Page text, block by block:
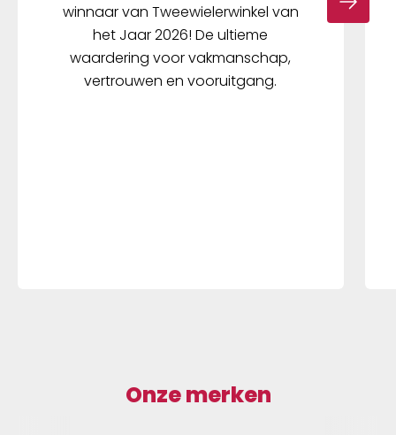
winnaar van Tweewielerwinkel van
het Jaar 2026! De ultieme
waardering voor vakmanschap,
vertrouwen en vooruitgang.
Onze merken